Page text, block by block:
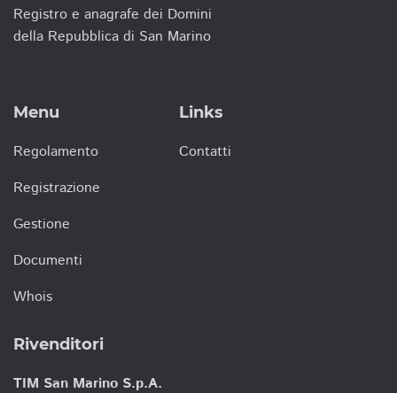
Registro e anagrafe dei Domini
della Repubblica di San Marino
Menu
Regolamento
Registrazione
Gestione
Documenti
Whois
Links
Contatti
Rivenditori
TIM San Marino S.p.A.